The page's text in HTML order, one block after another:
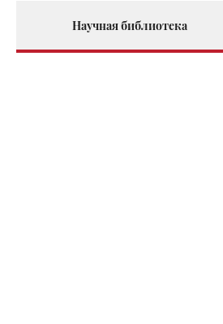
Научная библиотека